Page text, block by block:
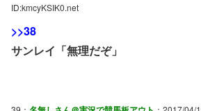
ID:kmcyKSIK0.net
>>38
サンレイ「無理だぞ」